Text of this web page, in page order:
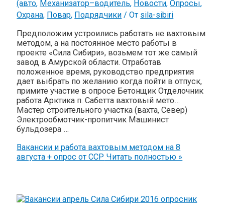
(авто, Механизатор–водитель, Новости,Опросы,
Охрана, Повар, Подрядчики / От sila-sibiri
Предположим устроились работать не вахтовым
методом, а на постоянное место работы в
проекте «Сила Сибири», возьмем тот же самый
завод в Амурской области. Отработав
положенное время, руководство предприятия
дает выбрать по желанию когда пойти в отпуск,
примите участие в опросе Бетонщик Отделочник
работа Арктика п. Сабетта вахтовый мето…
Мастер строительного участка (вахта, Север)
Электрообмотчик-пропитчик Машинист
бульдозера …
Вакансии и работа вахтовым методом на 8
августа + опрос от ССР Читать полностью »